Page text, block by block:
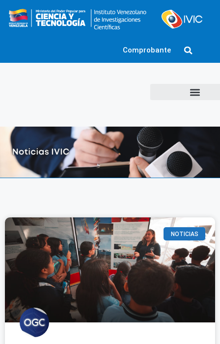
Comprobante
NOTICIAS